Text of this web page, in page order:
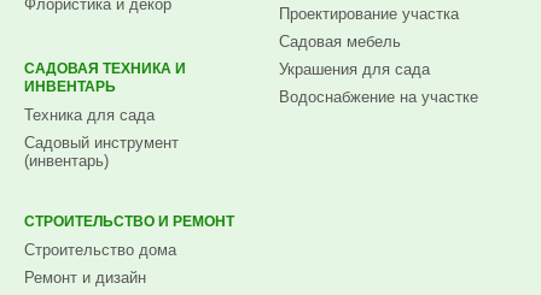
Флористика и декор
САДОВАЯ ТЕХНИКА И
ИНВЕНТАРЬ
Техника для сада
Садовый инструмент
(инвентарь)
Проектирование участка
Садовая мебель
Украшения для сада
Водоснабжение на участке
СТРОИТЕЛЬСТВО И РЕМОНТ
Строительство дома
Ремонт и дизайн